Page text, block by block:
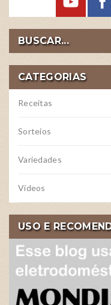
BUSCAR...
CATEGORIAS
Receitas
Sorteios
Variedades
Vídeos
USO E